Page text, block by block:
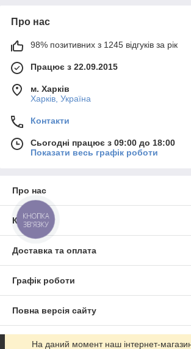
Про нас
98% позитивних з 1245 відгуків за рік
Працює з 22.09.2015
м. Харків
Харків, Україна
Контакти
Сьогодні працює з 09:00 до 18:00
Показати весь графік роботи
Про нас
Контакти
Доставка та оплата
Графік роботи
Повна версія сайту
Сайт створено на маркетплейсі
На даний момент наш інтернет-
КНОПКА
ЗВ'ЯЗКУ